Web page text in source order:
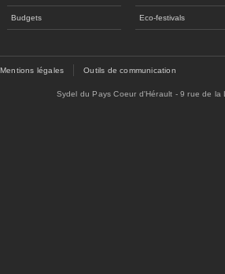
Budgets Eco-festivals
Mentions légales Outils de communication
Sydel du Pays Coeur d'Hérault - 9 rue de